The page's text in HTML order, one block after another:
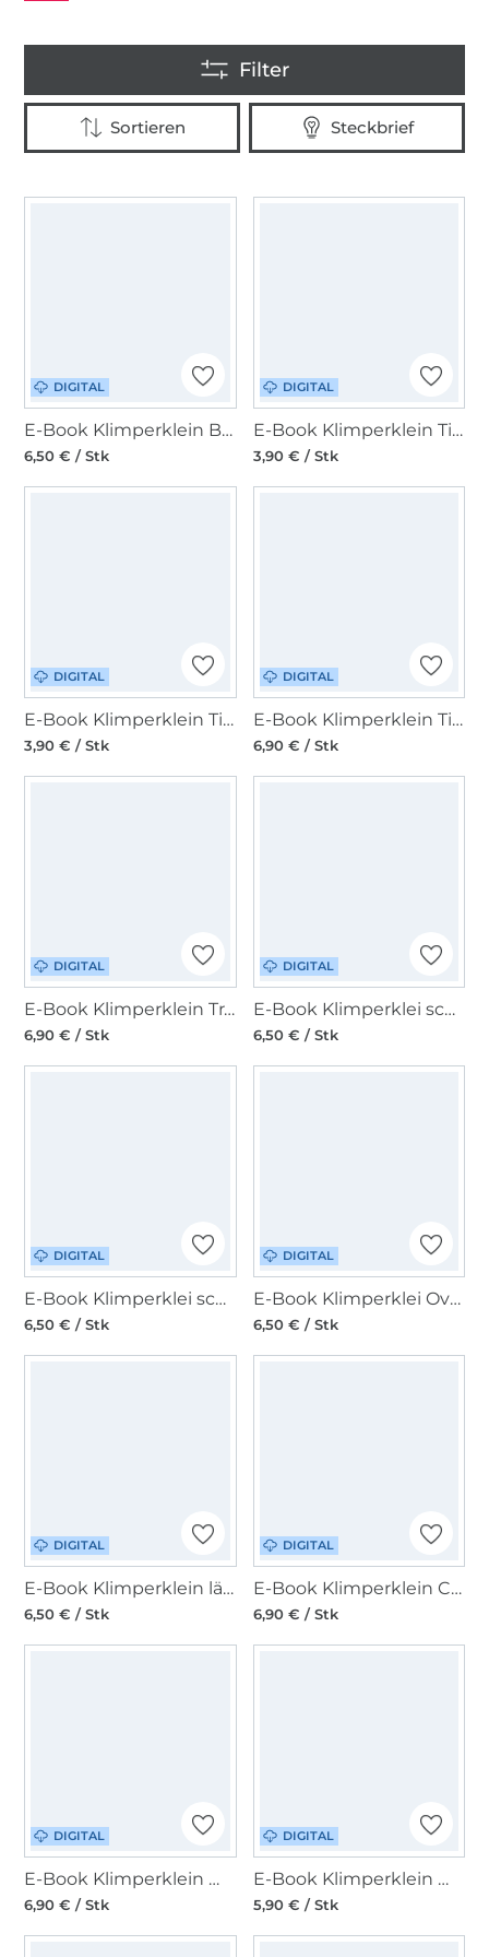
DIGITAL
E-Book Klimperklein Basic-Shirt Kids
6,50 € / Stk
DIGITAL
E-Book Klimperklein Tierische Hipbag Add on Wilde Tiere
3,90 € / Stk
DIGITAL
E-Book Klimperklein Tierische Hipbag Add on Bauernhoftiere
3,90 € / Stk
DIGITAL
E-Book Klimperklein Tierische Hipbag
6,90 € / Stk
DIGITAL
E-Book Klimperklein Trägerkleid
6,90 € / Stk
DIGITAL
E-Book Klimperklei schmales Shirt tailliert Kids
6,50 € / Stk
DIGITAL
E-Book Klimperklei schmales Shirt Kids
6,50 € / Stk
DIGITAL
E-Book Klimperklei Oversize Shirt Kids
6,50 € / Stk
DIGITAL
E-Book Klimperklein lässiges Shirt Kids
6,50 € / Stk
DIGITAL
E-Book Klimperklein Checkerhose slim groß
6,90 € / Stk
DIGITAL
E-Book Klimperklein Wickelshirt
6,90 € / Stk
DIGITAL
E-Book Klimperklein Wickelbody
5,90 € / Stk